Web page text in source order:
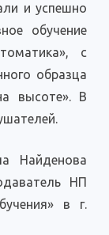
и успешно
обучение
с
образца
высоте». В
Найденова
НП
в г.